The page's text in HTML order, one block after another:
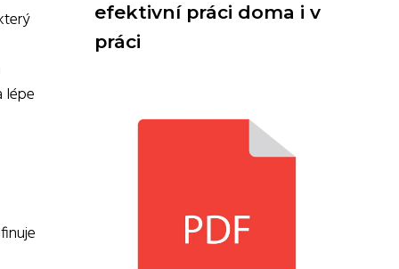
lépe
efektivní práci doma i v
práci